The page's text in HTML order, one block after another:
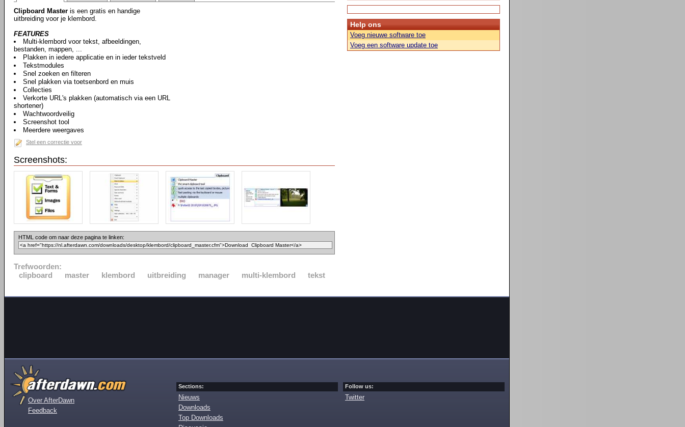
Clipboard Master is een gratis en handige
uitbreiding voor je klembord.
FEATURES
Multi-klembord voor tekst, afbeeldingen,
bestanden, mappen, ...
Plakken in iedere applicatie en in ieder tekstveld
Tekstmodules
Snel zoeken en filteren
Snel plakken via toetsenbord en muis
Collecties
Verkorte URL's plakken (automatisch via een URL
shortener)
Wachtwoordveilig
Screenshot tool
Meerdere weergaves
Stel een correctie voor
Screenshots:
HTML code om naar deze pagina te linken:
Trefwoorden:
clipboard
master klembord uitbreiding manager multi-klembord tekst
Help ons
Voeg nieuwe software toe
Voeg een software update toe
Over AfterDawn
Feedback
Sections:
Nieuws
Downloads
Top Downloads
Follow us:
Twitter